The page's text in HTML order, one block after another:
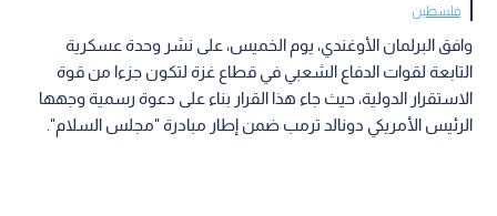
فلسطين
وافق البرلمان الأوغندي، يوم الخميس، على نشر وحدة عسكرية
التابعة لقوات الدفاع الشعبي في قطاع غزة لتكون جزءا من قوة
الاستقرار الدولية، حيث جاء هذا القرار بناء على دعوة رسمية وجهها
الرئيس الأمريكي دونالد ترمب ضمن إطار مبادرة "مجلس السلام".